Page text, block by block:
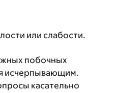
или слабости.
побочных
исчерпывающим.
касательно